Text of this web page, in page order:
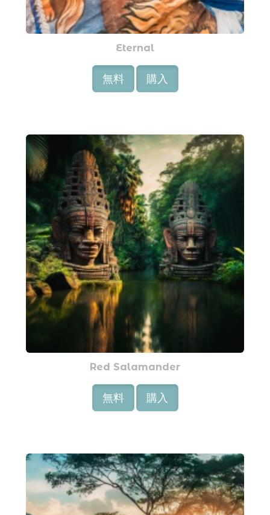
Eternal
無料 購入
Red Salamander
無料 購入